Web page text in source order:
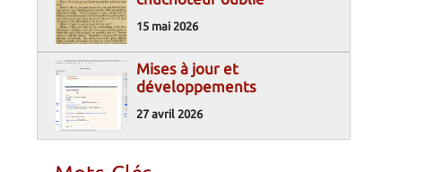
15 mai 2026
Mises à jour et
développements
27 avril 2026